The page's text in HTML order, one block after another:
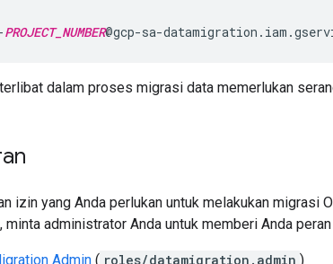
PROJECT_NUMBER
dalam proses migrasi data memerlukan
izin yang Anda perlukan untuk melakukan migrasi
administrator Anda untuk memberi Anda
Admin ( roles/datamigration.admin )